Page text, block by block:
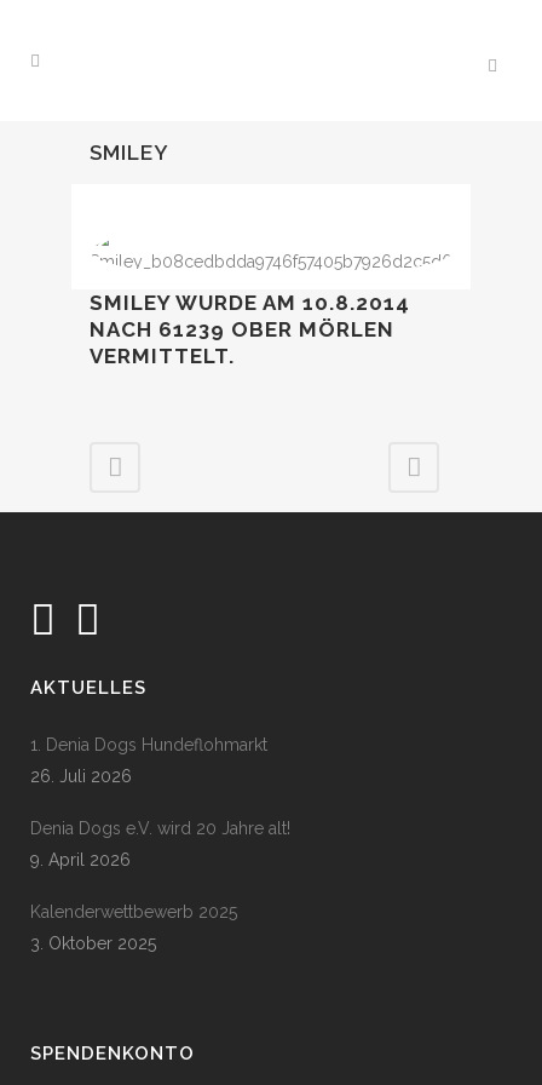
SMILEY
SMILEY WURDE AM 10.8.2014
NACH 61239 OBER MÖRLEN
VERMITTELT.
AKTUELLES
1. Denia Dogs Hundeflohmarkt
26. Juli 2026
Denia Dogs e.V. wird 20 Jahre alt!
9. April 2026
Kalenderwettbewerb 2025
3. Oktober 2025
SPENDENKONTO